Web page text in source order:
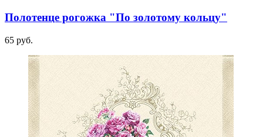
Полотенце рогожка "По золотому кольцу"
65 руб.